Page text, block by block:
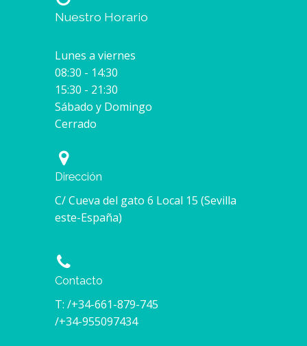
Nuestro Horario
Lunes a viernes
08:30 - 14:30
15:30 - 21:30
Sábado y Domingo
Cerrado
Dirección
C/ Cueva del gato 6 Local 15 (Sevilla
este-España)
Contacto
T: /+34-661-879-745
/+34-955097434